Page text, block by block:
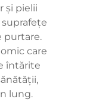
și pielii
purtare.
care
întărite
lung.